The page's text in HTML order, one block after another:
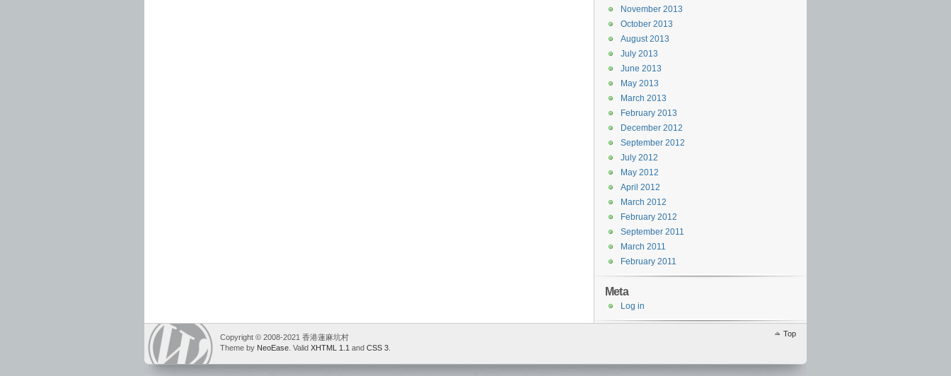
November 2013
October 2013
August 2013
July 2013
June 2013
May 2013
March 2013
February 2013
December 2012
September 2012
July 2012
May 2012
April 2012
March 2012
February 2012
September 2011
March 2011
February 2011
Meta
Log in
Top
Copyright © 2008-2021 香港蓮麻坑村
Theme by NeoEase . Valid XHTML 1.1 and CSS 3